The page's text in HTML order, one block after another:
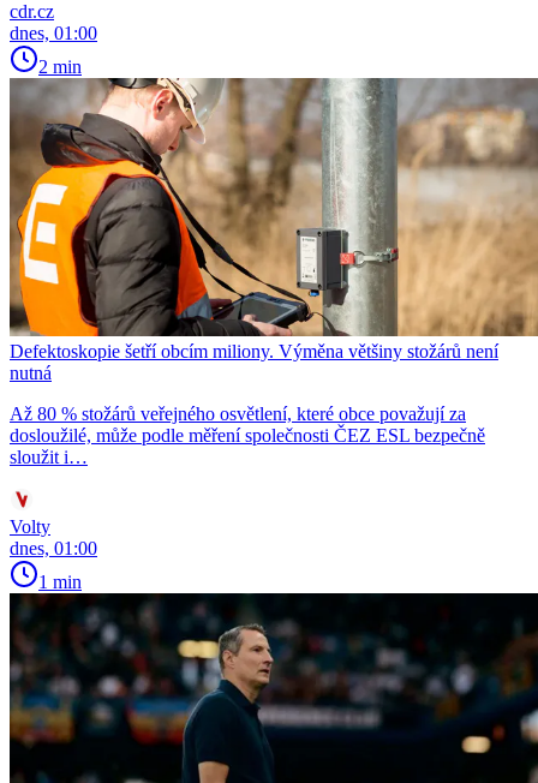
cdr.cz
dnes, 01:00
2 min
Defektoskopie šetří obcím miliony. Výměna většiny stožárů není
nutná
Až 80 % stožárů veřejného osvětlení, které obce považují za
dosloužilé, může podle měření společnosti ČEZ ESL bezpečně
sloužit i…
Volty
dnes, 01:00
1 min